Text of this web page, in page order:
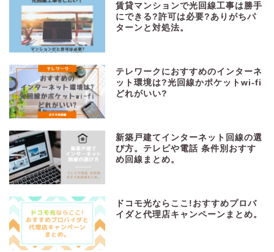
賃貸マンションで光回線工事は勝手
にできる?許可は必要?ありがちパ
ターンと対処法。
テレワークにおすすめのインターネ
ット環境は?光回線かポケットwi-fi
どれがいい?
新築戸建てインターネット回線の選
び方。テレビや電話 条件別おすす
め回線まとめ。
ドコモ光ならここ!おすすめプロバ
イダと代理店キャンペーンまとめ。